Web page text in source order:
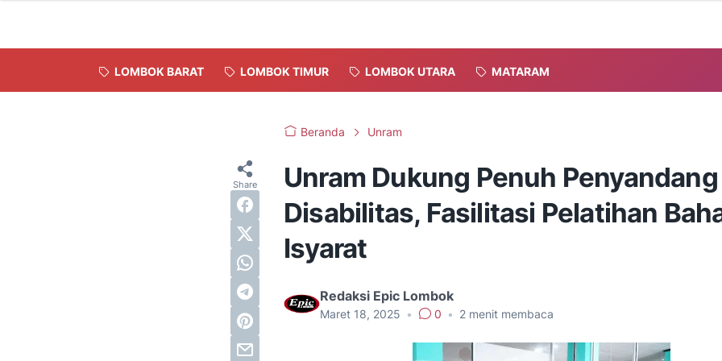
LOMBOK BARAT LOMBOK TIMUR LOMBOK UTARA MATARAM
Beranda Unram
Unram Dukung Penuh Penyandang
Disabilitas, Fasilitasi Pelatihan
Isyarat
Redaksi Epic Lombok
Maret 18, 2025 • 0 • 2 menit membaca